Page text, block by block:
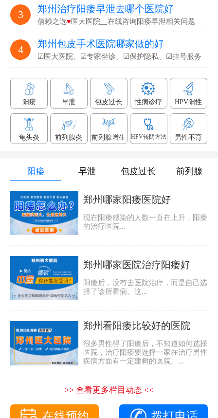
3 郑州治疗阳痿早泄去哪个医院好
信赖之选♥医大医院▁在线咨询阳痿早泄相关问题
4 郑州包皮手术医院哪家做的好
☑医大医院、☑专家坐诊、☑保护隐私、☑挂号服务
阳痿 早泄 包皮过长 性病诊疗 HPV阳性
龟头炎 前列腺炎 前列腺增生 HPV转阴方法 男性不育
阳痿 早泄 包皮过长 前列腺
郑州哪家阳痿医院好
现在阳痿感染的人数一直在上升，阳痿
的治疗医院...
郑州哪家医院治疗阳痿好
阳痿后，没有去医院治疗，而是自己选
择了诊所看病。这...
郑州看阳痿比较好的医院
很多男性得了阳痿后，不知道如何选择
医院，治疗阳痿要选择一家在治疗男性
疾病方面有一定建树的医院。...
>> 查看更多栏目动态 <<